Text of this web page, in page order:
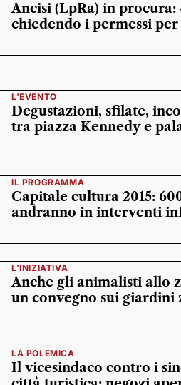
Ancisi (LpRa) in procura:
chiedendo i permessi
L'EVENTO
Degustazioni, sfilate,
tra piazza Kennedy e
IL PROGRAMMA
Capitale cultura 2015:
andranno in interventi
L'INIZIATIVA
Anche gli animalisti allo
un convegno sui giardini
LA POLEMICA
Il vicesindaco contro i